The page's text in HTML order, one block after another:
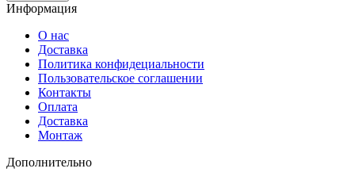
Информация
О нас
Доставка
Политика конфидециальности
Пользовательское соглашении
Контакты
Оплата
Доставка
Монтаж
Дополнительно